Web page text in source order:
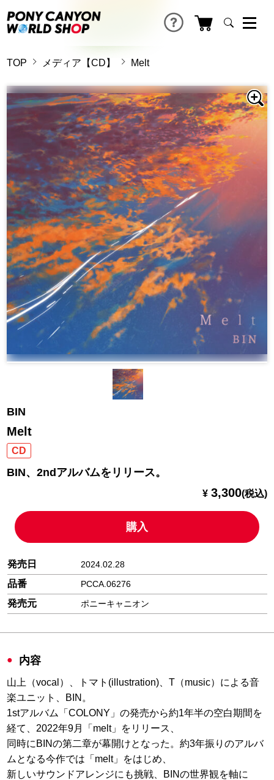
TOP メディア【CD】 Melt
BIN
Melt
CD
BIN、2ndアルバムをリリース。
¥ 3,300(税込)
購入
発売日 2024.02.28
品番 PCCA.06276
発売元 ポニーキャニオン
内容
山上（vocal）、トマト(illustration)、T（music）による音
楽ユニット、BIN。
1stアルバム「COLONY」の発売から約1年半の空白期間を
経て、2022年9月「melt」をリリース、
同時にBINの第二章が幕開けとなった。約3年振りのアルバ
ムとなる今作では「melt」をはじめ、
新しいサウンドアレンジにも挑戦、BINの世界観を軸に